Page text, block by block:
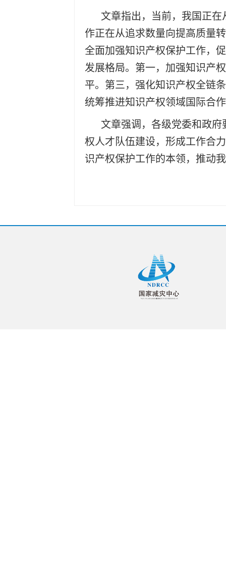
文章指出，当前，我国正
作正在从追求数量向提高质量
全面加强知识产权保护工作，
发展格局。第一，加强知识产
平。第三，强化知识产权全链
统筹推进知识产权领域国际合
文章强调，各级党委和政
权人才队伍建设，形成工作合
识产权保护工作的本领，推动